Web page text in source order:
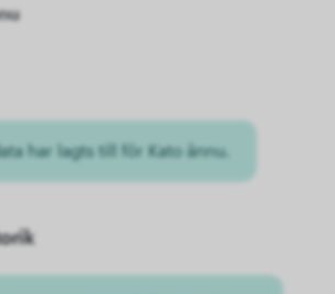
har lagts till för Kato ännu.